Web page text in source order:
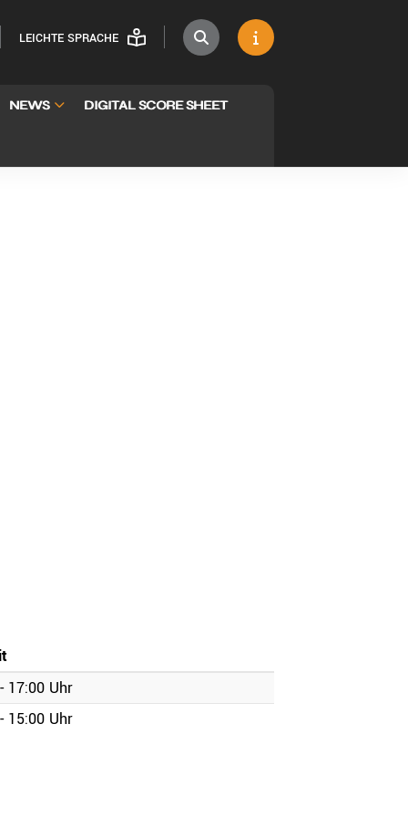
LEICHTE SPRACHE
NEWS DIGITAL SCORE SHEET
17:00 Uhr
15:00 Uhr